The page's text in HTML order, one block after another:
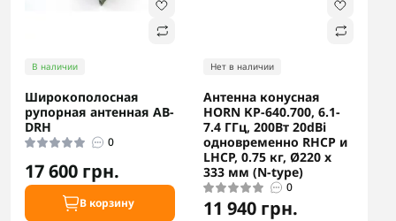
В наличии
Широкополосная
рупорная антенная AB-
DRH
0
17 600 грн.
В корзину
Нет в наличии
Антенна конусная
HORN КР-640.700, 6.1-
7.4 ГГц, 200Вт 20dBi
одновременно RHCP и
LHCP, 0.75 кг, Ø220 x
333 мм (N-type)
0
11 940 грн.